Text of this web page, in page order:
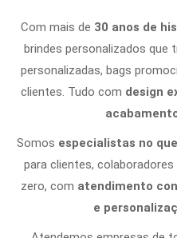
Com mais de 30 anos de
brindes personalizados que
personalizadas, bags
clientes. Tudo com design
Somos especialistas no
para clientes,
zero, com atendimento
e